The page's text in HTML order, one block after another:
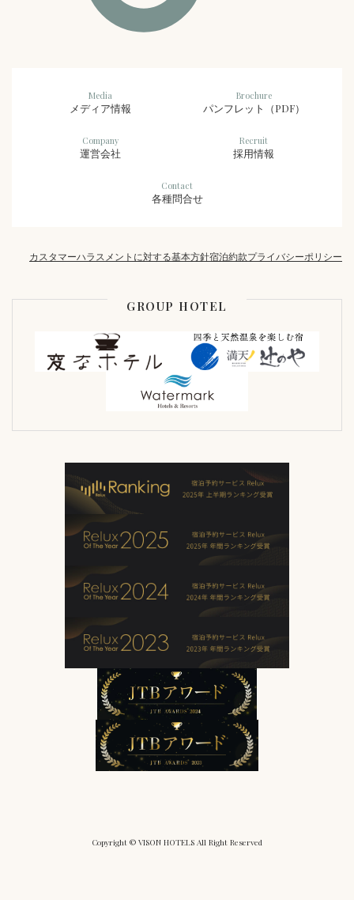
Media
メディア情報
Brochure
パンフレット（PDF）
Company
運営会社
Recruit
採用情報
Contact
各種問合せ
カスタマーハラスメントに対する基本方針宿泊約款プライバシーポリシー
GROUP HOTEL
Copyright © VISON HOTELS All Right Reserved